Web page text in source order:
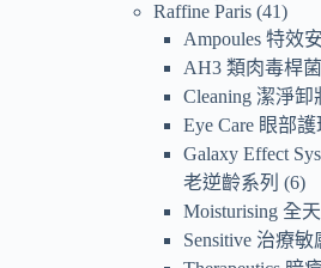
Raffine Paris 41
Ampoules 特效
AH3 類肉毒桿
Cleaning 潔淨卸
Eye Care 眼部護
Galaxy Effect
老逆齡系列
6
Moisturising 全
Sensitive 治療敏